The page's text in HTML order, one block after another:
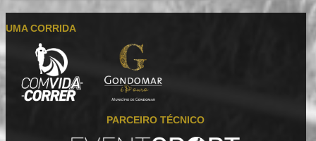
UMA CORRIDA
PARCEIRO TÉCNICO